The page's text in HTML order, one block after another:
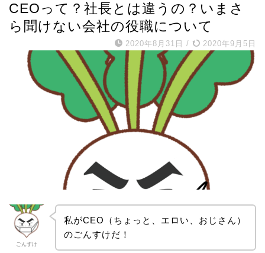
CEOって？社長とは違うの？いまさ
ら聞けない会社の役職について
2020年8月31日 / 2020年9月5日
ごんすけ
私がCEO（ちょっと、エロい、おじさん）
のごんすけだ！